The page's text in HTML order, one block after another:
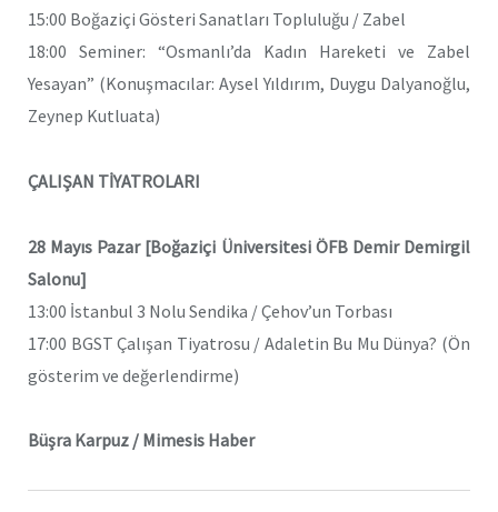
15:00 Boğaziçi Gösteri Sanatları Topluluğu / Zabel
18:00 Seminer: “Osmanlı’da Kadın Hareketi ve Zabel
Yesayan” (Konuşmacılar: Aysel Yıldırım, Duygu Dalyanoğlu,
Zeynep Kutluata)
ÇALIŞAN TİYATROLARI
28 Mayıs Pazar [Boğaziçi Üniversitesi ÖFB Demir Demirgil
Salonu]
13:00 İstanbul 3 Nolu Sendika / Çehov’un Torbası
17:00 BGST Çalışan Tiyatrosu / Adaletin Bu Mu Dünya? (Ön
gösterim ve değerlendirme)
Büşra Karpuz / Mimesis Haber